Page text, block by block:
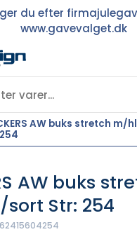
du efter
www.gavevalget.dk
AW buks stretch m/
AW buks
sort Str: 254